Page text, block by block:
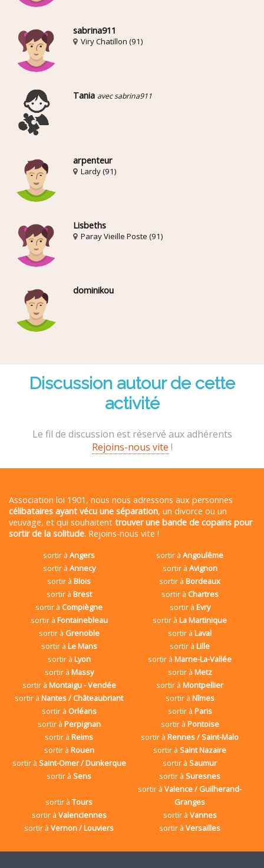
sabrina911
Viry Chatillon (91)
Tania avec sabrina911
arpenteur
Lardy (91)
Lisbeths
Paray Vieille Poste (91)
dominikou
Discussion autour de cette
activité
Le fil de discussion est réservé aux adhérents
Rejoins-nous vite !
Association loi 1901, nous nous adressons aux personnes
célibataires ayant vécu une séparation, un divorce ou un
veuvage, et qui souhaitent trouver une bande de copains pour
sortir de la solitude. Rejoins-nous vite !
sortir àAngers sortir àAngoulême
sortir à Annecy sortir à Avignon
sortir àBlois sortir àBordeaux
sortir à Brest sortir à Chartres
sortir à Compiègne sortir à Evry
sortir à Fontainebleau sortir àLa Martinique
sortir à Grenoble sortir àLaval
sortir à Le Mans sortir àLille
sortir à Lyon sortir àMarne-La-Vallée
sortir à Massy sortir à Metz
sortir à Montaigu - Vendée sortir àMontpellier
sortir àNantes / Châteaubriant sortir à Nîmes
sortir à Orléans sortir à Paris
sortir à Perpignan sortir à Pontoise
sortir àReims sortir àRennes / Saint-Malo
sortir à Rouen sortir àSaint Nazaire
sortir à Saint-Omer / Dunkerque sortir àSaumur
sortir àSens sortir àSuresnes
sortir àTours
sortir àValence / Guilherand-
Granges
sortir à Valenciennes sortir à Vannes
sortir àVernon / Louviers sortir àVersailles